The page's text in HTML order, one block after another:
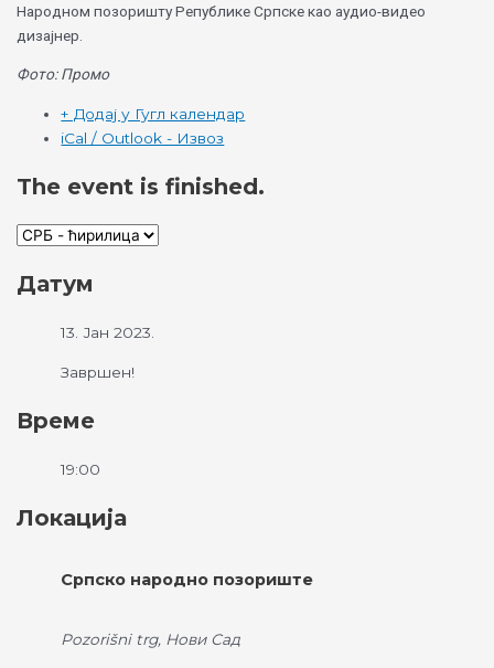
Народном позоришту Републике Српске као аудио-видео
дизајнер.
Фото: Промо
+ Додај у Гугл календар
iCal / Outlook - Извоз
The event is finished.
Датум
13. Јан 2023.
Завршен!
Време
19:00
Локација
Српско народно позориште
Pozorišni trg, Нови Сад